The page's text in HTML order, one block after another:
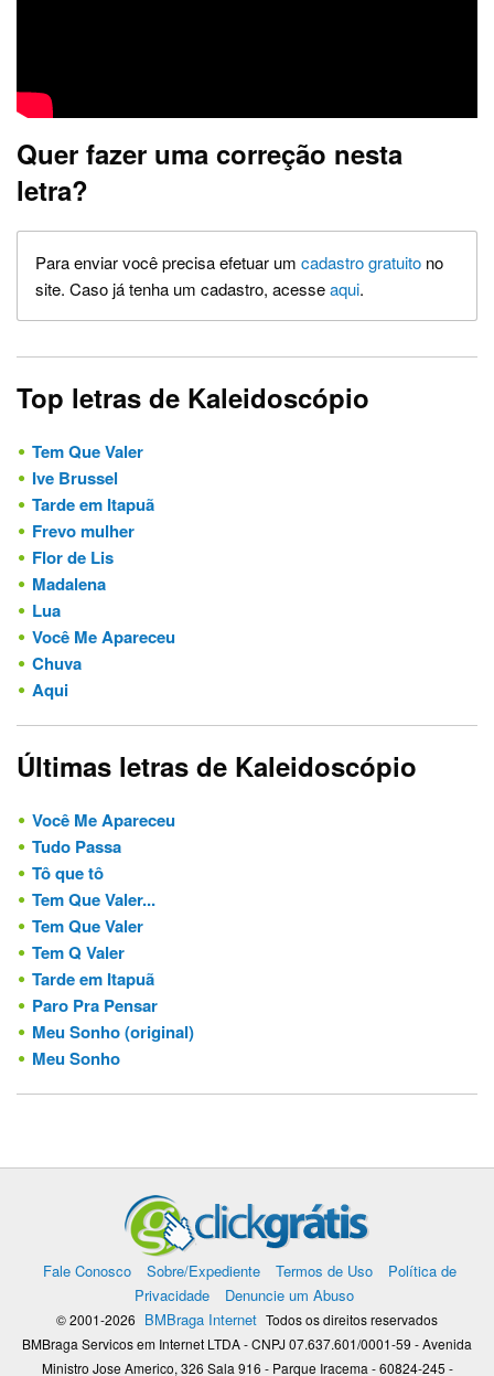
Quer fazer uma correção nesta
letra?
Para enviar você precisa efetuar um cadastro gratuito no
site. Caso já tenha um cadastro, acesseaqui.
Top letras de Kaleidoscópio
Tem Que Valer
Ive Brussel
Tarde em Itapuã
Frevo mulher
Flor de Lis
Madalena
Lua
Você Me Apareceu
Chuva
Aqui
Últimas letras de Kaleidoscópio
Você Me Apareceu
Tudo Passa
Tô que tô
Tem Que Valer...
Tem Que Valer
Tem Q Valer
Tarde em Itapuã
Paro Pra Pensar
Meu Sonho (original)
Meu Sonho
Fale Conosco Sobre/Expediente Termos de Uso
Política de
Privacidade
Denuncie um Abuso
© 2001-2026 BMBraga Internet Todos os direitos reservados
BMBraga Servicos em Internet LTDA - CNPJ 07.637.601/0001-59 - Avenida
Ministro Jose Americo, 326 Sala 916 - Parque Iracema - 60824-245 -